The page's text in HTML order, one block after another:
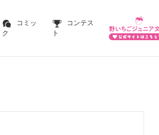
コミッ
ク
コンテス
ト